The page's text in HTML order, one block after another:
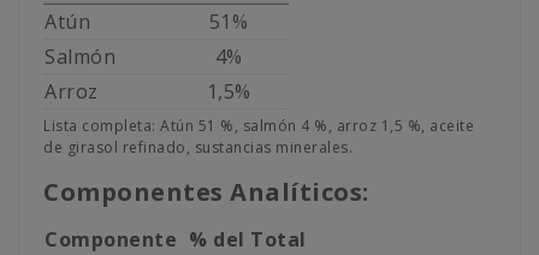
Atún
51%
Salmón
4%
Arroz
1,5%
Lista completa: Atún 51 %, salmón 4 %, arroz 1,5 %, aceite
de girasol refinado, sustancias minerales.
Componentes Analíticos:
Componente % del Total